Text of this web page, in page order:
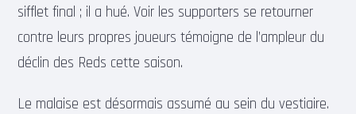
sifflet final ; il a hué. Voir les supporters se retourner
contre leurs propres joueurs témoigne de l’ampleur du
déclin des Reds cette saison.
Le malaise est désormais assumé au sein du vestiaire.